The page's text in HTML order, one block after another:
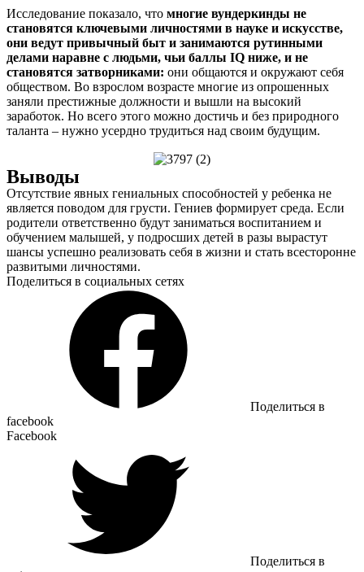
Исследование показало, что многие вундеркинды не
становятся ключевыми личностями в науке и искусстве,
они ведут привычный быт и занимаются рутинными
делами наравне с людьми, чьи баллы IQ ниже, и не
становятся затворниками: они общаются и окружают себя
обществом. Во взрослом возрасте многие из опрошенных
заняли престижные должности и вышли на высокий
заработок. Но всего этого можно достичь и без природного
таланта – нужно усердно трудиться над своим будущим.
Выводы
Отсутствие явных гениальных способностей у ребенка не
является поводом для грусти. Гениев формирует среда. Если
родители ответственно будут заниматься воспитанием и
обучением малышей, у подросших детей в разы вырастут
шансы успешно реализовать себя в жизни и стать всесторонне
развитыми личностями.
Поделиться в социальных сетях
Поделиться в
facebook
Facebook
Поделиться в